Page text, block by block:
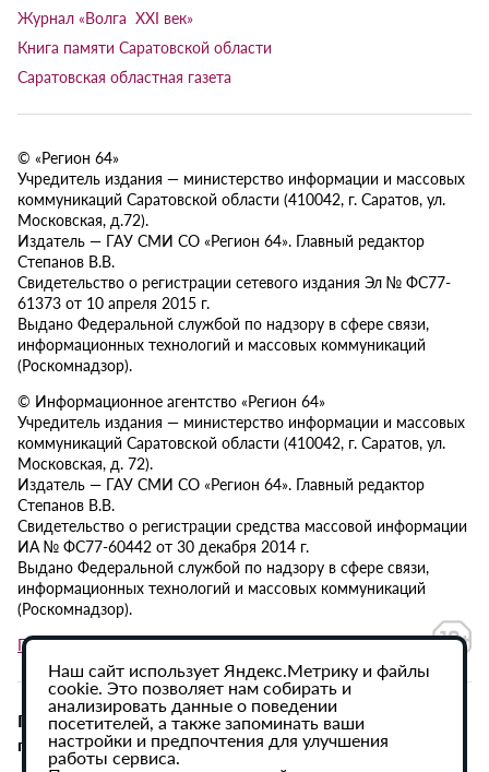
Журнал «Волга XXI век»
Книга памяти Саратовской области
Саратовская областная газета
© «Регион 64»
Учредитель издания — министерство информации и массовых
коммуникаций Саратовской области (410042, г. Саратов, ул.
Московская, д.72).
Издатель — ГАУ СМИ СО «Регион 64». Главный редактор
Степанов В.В.
Свидетельство о регистрации сетевого издания Эл № ФС77-
61373 от 10 апреля 2015 г.
Выдано Федеральной службой по надзору в сфере связи,
информационных технологий и массовых коммуникаций
(Роскомнадзор).
© Информационное агентство «Регион 64»
Учредитель издания — министерство информации и массовых
коммуникаций Саратовской области (410042, г. Саратов, ул.
Московская, д. 72).
Издатель — ГАУ СМИ СО «Регион 64». Главный редактор
Степанов В.В.
Свидетельство о регистрации средства массовой информации
ИА № ФС77-60442 от 30 декабря 2014 г.
Выдано Федеральной службой по надзору в сфере связи,
информационных технологий и массовых коммуникаций
(Роскомнадзор).
Политика в отношении обработки персональных данных
При использовании материалов сайта активная
гиперссылка на ИА «Регион 64» обязательна.
Наш сайт использует Яндекс.Метрику и файлы
cookie. Это позволяет нам собирать и
анализировать данные о поведении
посетителей, а также запоминать ваши
настройки и предпочтения для улучшения
работы сервиса.